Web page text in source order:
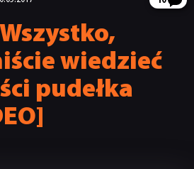
wiedzieć
pudełka